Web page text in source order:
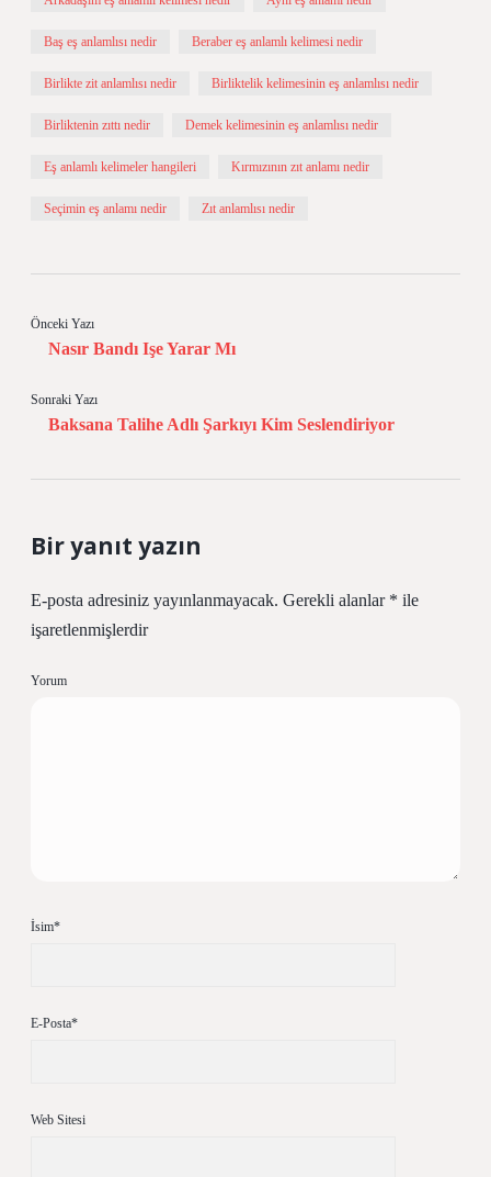
Baş eş anlamlısı nedir Beraber eş anlamlı kelimesi nedir
Birlikte zit anlamlısı nedir Birliktelik kelimesinin eş anlamlısı nedir
Birliktenin zıttı nedir Demek kelimesinin eş anlamlısı nedir
Eş anlamlı kelimeler hangileri Kırmızının zıt anlamı nedir
Seçimin eş anlamı nedir Zıt anlamlısı nedir
Önceki Yazı
Nasır Bandı Işe Yarar Mı
Sonraki Yazı
Baksana Talihe Adlı Şarkıyı Kim Seslendiriyor
Bir yanıt yazın
E-posta adresiniz yayınlanmayacak. Gerekli alanlar * ile
işaretlenmişlerdir
Yorum
İsim*
E-Posta*
Web Sitesi